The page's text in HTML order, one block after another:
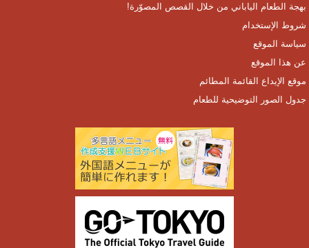
بهجة الطعام الياباني من خلال القصص المصوّرة!
شروط الإستخدام
سياسة الموقع
عن هذا الموقع
موقع الإيداع القائمة المطائم
جدول الصور التوضيحية للطعام